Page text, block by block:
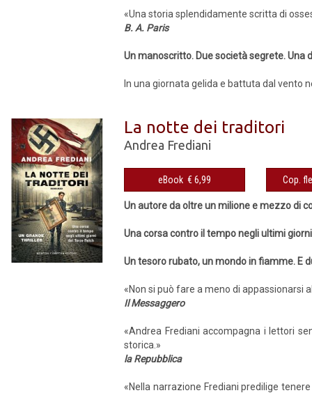
«Una storia splendidamente scritta di
B. A. Paris
Un manoscritto. Due società segrete. Una
In una giornata gelida e battuta dal vento
La notte dei traditori
Andrea Frediani
eBook € 6,99
Un autore da oltre un milione e mezzo di
Una corsa contro il tempo negli ultimi
Un tesoro rubato, un mondo in fiamme. E
«Non si può fare a meno di appassionarsi
Il Messaggero
«Andrea Frediani accompagna i lettori
storica.»
la Repubblica
«Nella narrazione Frediani predilige